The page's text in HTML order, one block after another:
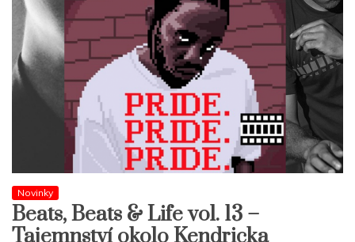
Novinky
Beats, Beats & Life vol. 13 –